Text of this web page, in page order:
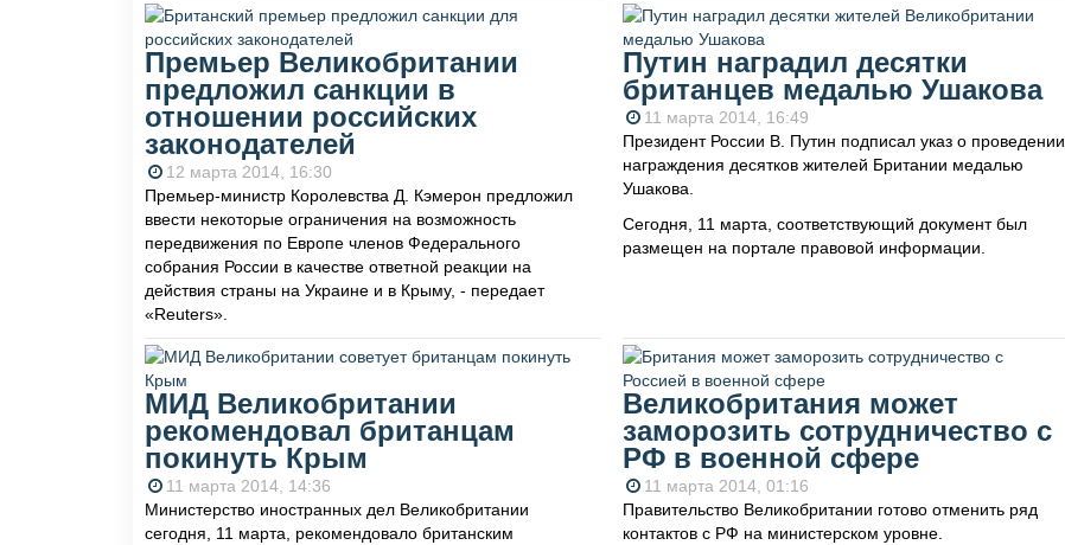
Премьер Великобритании
предложил санкции в
отношении российских
законодателей
12 марта 2014, 16:30
Премьер-министр Королевства Д. Кэмерон предложил
ввести некоторые ограничения на возможность
передвижения по Европе членов Федерального
собрания России в качестве ответной реакции на
действия страны на Украине и в Крыму, - передает
«Reuters».
Путин наградил десятки
британцев медалью Ушакова
11 марта 2014, 16:49
Президент России В. Путин подписал указ о проведении
награждения десятков жителей Британии медалью
Ушакова.
Сегодня, 11 марта, соответствующий документ был
размещен на портале правовой информации.
МИД Великобритании
рекомендовал британцам
покинуть Крым
11 марта 2014, 14:36
Министерство иностранных дел Великобритании
сегодня, 11 марта, рекомендовало британским
Великобритания может
заморозить сотрудничество с
РФ в военной сфере
11 марта 2014, 01:16
Правительство Великобритании готово отменить ряд
контактов с РФ на министерском уровне.